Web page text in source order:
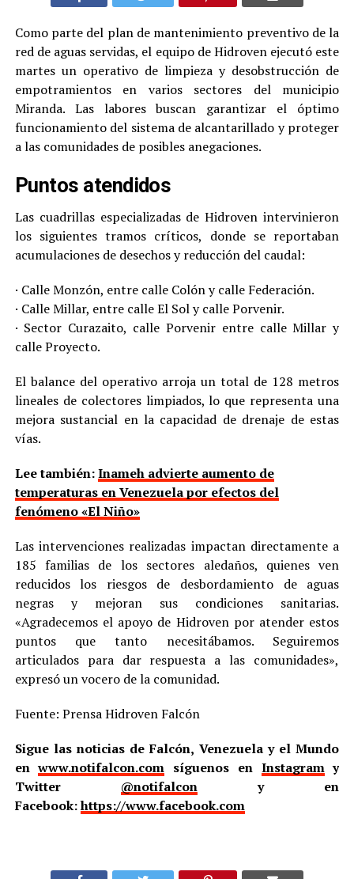
Como parte del plan de mantenimiento preventivo de la
red de aguas servidas, el equipo de Hidroven ejecutó este
martes un operativo de limpieza y desobstrucción de
empotramientos en varios sectores del municipio
Miranda. Las labores buscan garantizar el óptimo
funcionamiento del sistema de alcantarillado y proteger
a las comunidades de posibles anegaciones.
Puntos atendidos
Las cuadrillas especializadas de Hidroven intervinieron
los siguientes tramos críticos, donde se reportaban
acumulaciones de desechos y reducción del caudal:
· Calle Monzón, entre calle Colón y calle Federación.
· Calle Millar, entre calle El Sol y calle Porvenir.
· Sector Curazaito, calle Porvenir entre calle Millar y
calle Proyecto.
El balance del operativo arroja un total de 128 metros
lineales de colectores limpiados, lo que representa una
mejora sustancial en la capacidad de drenaje de estas
vías.
Lee también:Inameh advierte aumento de
temperaturas en Venezuela por efectos del
fenómeno «El Niño»
Las intervenciones realizadas impactan directamente a
185 familias de los sectores aledaños, quienes ven
reducidos los riesgos de desbordamiento de aguas
negras y mejoran sus condiciones sanitarias.
«Agradecemos el apoyo de Hidroven por atender estos
puntos que tanto necesitábamos. Seguiremos
articulados para dar respuesta a las comunidades»,
expresó un vocero de la comunidad.
Fuente: Prensa Hidroven Falcón
Sigue las noticias de Falcón, Venezuela y el Mundo
enwww.notifalcon.com síguenos en Instagramy
Twitter @notifalcony en
Facebook:https://www.facebook.com